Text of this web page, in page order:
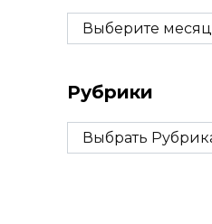
Архивы
Рубрики
Рубрики